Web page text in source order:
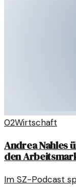
02Wirtschaft
Andrea Nahles
den
Im SZ-Podcast